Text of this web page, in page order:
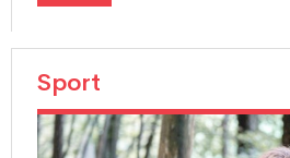
Sport